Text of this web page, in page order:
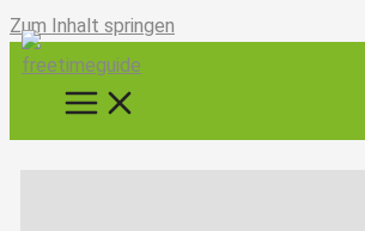
Zum Inhalt springen